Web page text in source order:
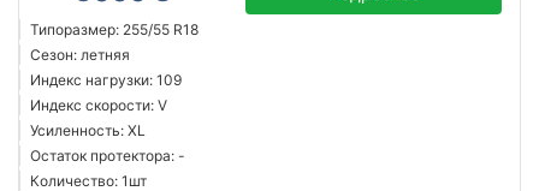
Типоразмер: 255/55 R18
Сезон: летняя
Индекс нагрузки: 109
Индекс скорости: V
Усиленность: XL
Остаток протектора: -
Количество: 1шт